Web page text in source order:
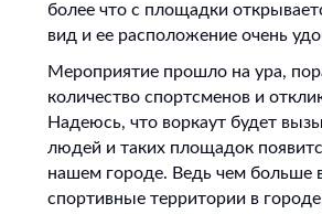
более что с площадки
вид и ее расположение очень
Мероприятие прошло на ура,
количество спортсменов и
Надеюсь, что воркаут будет
людей и таких площадок
нашем городе. Ведь чем больше
спортивные территории в